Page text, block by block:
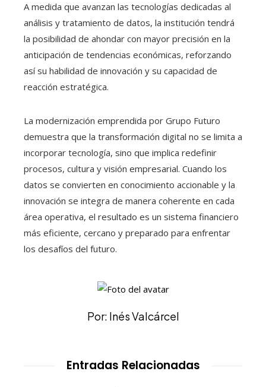
A medida que avanzan las tecnologías dedicadas al
análisis y tratamiento de datos, la institución tendrá
la posibilidad de ahondar con mayor precisión en la
anticipación de tendencias económicas, reforzando
así su habilidad de innovación y su capacidad de
reacción estratégica.
La modernización emprendida por Grupo Futuro
demuestra que la transformación digital no se limita a
incorporar tecnología, sino que implica redefinir
procesos, cultura y visión empresarial. Cuando los
datos se convierten en conocimiento accionable y la
innovación se integra de manera coherente en cada
área operativa, el resultado es un sistema financiero
más eficiente, cercano y preparado para enfrentar
los desafíos del futuro.
Por: Inés Valcárcel
Entradas Relacionadas